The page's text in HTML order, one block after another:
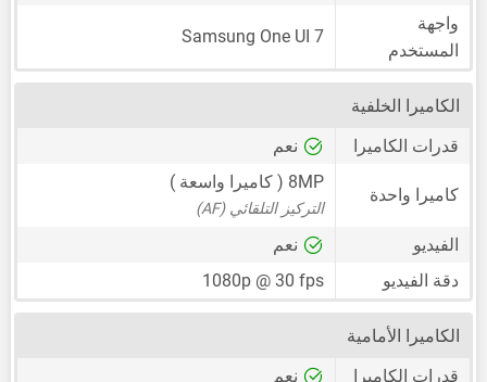
واجهة
المستخدم
Samsung One UI 7
الكاميرا الخلفية
قدرات الكاميرا
نعم
كاميرا واحدة
8MP ( كاميرا واسعة )
التركيز التلقائي (AF)
الفيديو
نعم
دقة الفيديو
1080p @ 30 fps
الكاميرا الأمامية
قدرات الكاميرا
نعم